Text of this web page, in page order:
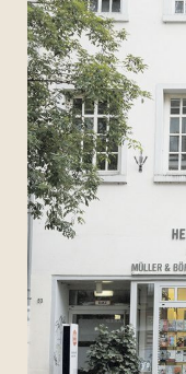
Bilder
Videos
Presse
Vermietung
Impressum